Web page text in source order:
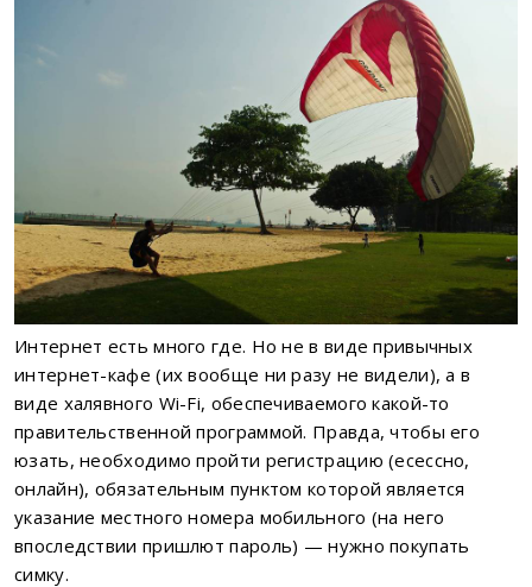
Интернет есть много где. Но не в виде привычных
интернет-кафе (их вообще ни разу не видели), а в
виде халявного Wi-Fi, обеспечиваемого какой-то
правительственной программой. Правда, чтобы его
юзать, необходимо пройти регистрацию (есессно,
онлайн), обязательным пунктом которой является
указание местного номера мобильного (на него
впоследствии пришлют пароль) — нужно покупать
симку.